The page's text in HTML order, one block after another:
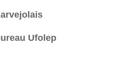
Ufolep